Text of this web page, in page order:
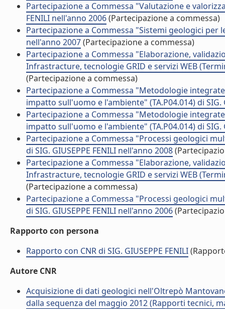
Partecipazione a Commessa "Valutazione e
FENILI nell'anno 2006(Partecipazione a commessa)
Partecipazione a Commessa "Sistemi geologici per
nell'anno 2007(Partecipazione a commessa)
Partecipazione a Commessa "Elaborazione,
Infrastracture, tecnologie GRID e servizi WEB
(Partecipazione a commessa)
Partecipazione a Commessa "Metodologie
impatto sull'uomo e l'ambiente" (TA.P04.014) di SIG.
Partecipazione a Commessa "Metodologie
impatto sull'uomo e l'ambiente" (TA.P04.014) di SIG.
Partecipazione a Commessa "Processi geologici
di SIG. GIUSEPPE FENILI nell'anno 2008
Partecipazione a Commessa "Elaborazione,
Infrastracture, tecnologie GRID e servizi WEB
(Partecipazione a commessa)
Partecipazione a Commessa "Processi geologici
di SIG. GIUSEPPE FENILI nell'anno 2006
Rapporto con persona
Rapporto con CNR di SIG. GIUSEPPE FENILI
Autore CNR
Acquisizione di dati geologici nell'Oltrepò
dalla sequenza del maggio 2012 (Rapporti tecnici,